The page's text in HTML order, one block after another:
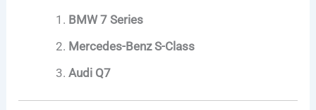
BMW 7 Series
Mercedes-Benz S-Class
Audi Q7